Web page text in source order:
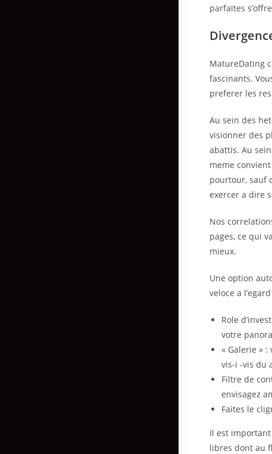
parfaites
MatureDating
fascinants.
preferer les
Au sein des
visionner des
abattis. Au
meme
pourtour, sauf
exercer a dire
Nos
pages, ce qui
mieux.
Une option
veloce a
Role
votre
« Galerie »
vis-i -vis du
Filtre de
envisagez
Faites le
Il est
libres dont au